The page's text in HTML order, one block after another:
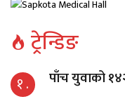
ट्रेन्डिङ
१ . पाँच युवाको